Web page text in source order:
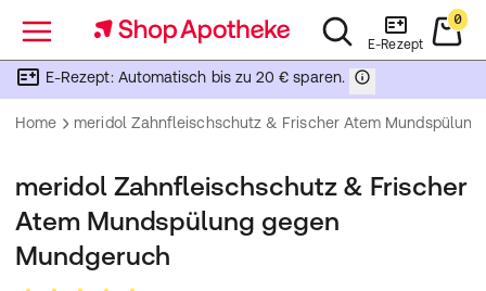
Menü E-Rezept
0
E-Rezept: Automatisch bis zu 20 € sparen.
Home meridol Zahnfleischschutz & Frischer Atem Mundspülung
meridol Zahnfleischschutz & Frischer
Atem Mundspülung gegen
Mundgeruch